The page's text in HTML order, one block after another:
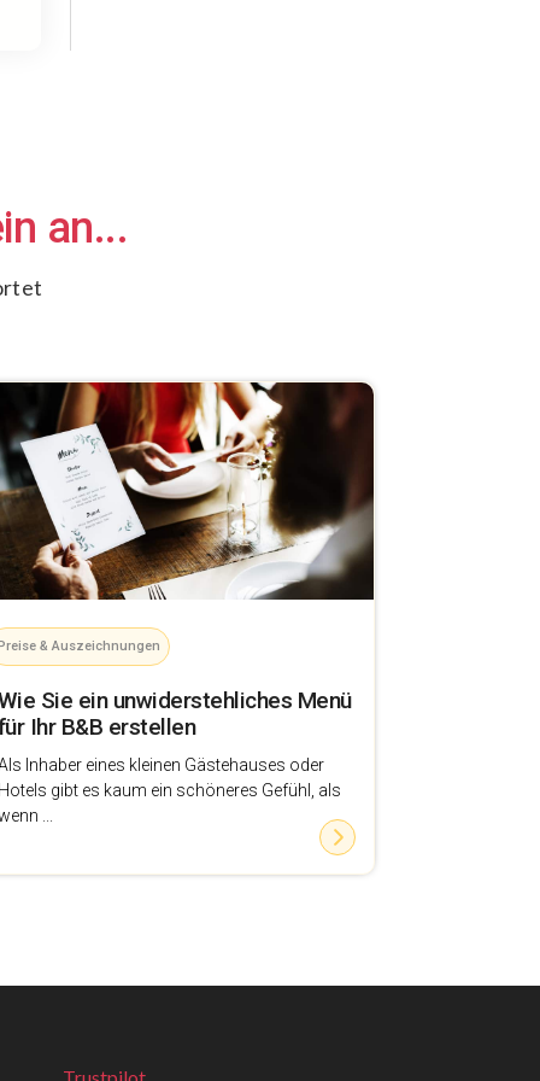
an...
Preise & Auszeichnungen
Sie ein unwiderstehliches Menü
Ihr B&B erstellen
Inhaber eines kleinen Gästehauses oder
Hotels gibt es kaum ein schöneres Gefühl, als
...
Trustpilot